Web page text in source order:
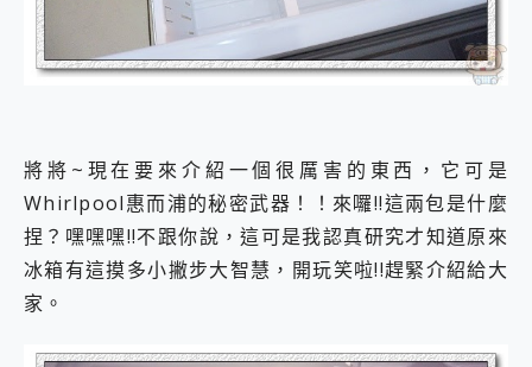
將將~現在要來介紹一個很厲害的東西，它可是
Whirlpool惠而浦的秘密武器！！來囉!!這兩包是什麼
捏？嘿嘿嘿!!不跟你說，這可是我認真研究才知道原來
冰箱有這摸多小撇步大智慧，開玩笑啦!!趕緊介紹給大
家。